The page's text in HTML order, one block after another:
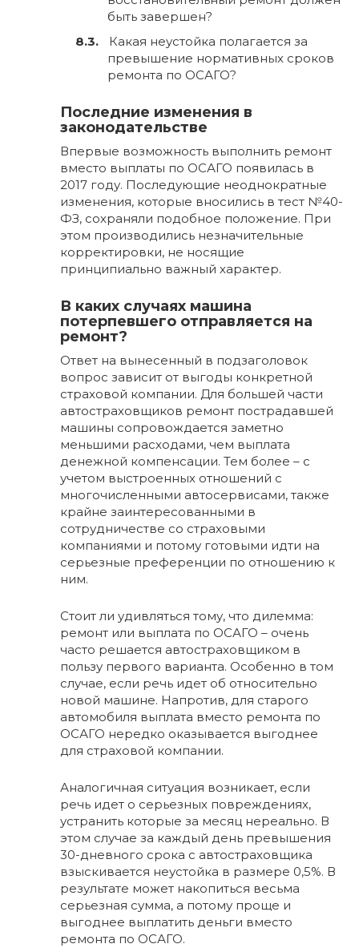
быть завершен?
Какая неустойка полагается за
превышение нормативных сроков
ремонта по ОСАГО?
Последние изменения в
законодательстве
Впервые возможность выполнить ремонт
вместо выплаты по ОСАГО появилась в
2017 году. Последующие неоднократные
изменения, которые вносились в тест №40-
ФЗ, сохраняли подобное положение. При
этом производились незначительные
корректировки, не носящие
принципиально важный характер.
В каких случаях машина
потерпевшего отправляется на
ремонт?
Ответ на вынесенный в подзаголовок
вопрос зависит от выгоды конкретной
страховой компании. Для большей части
автостраховщиков ремонт пострадавшей
машины сопровождается заметно
меньшими расходами, чем выплата
денежной компенсации. Тем более – с
учетом выстроенных отношений с
многочисленными автосервисами, также
крайне заинтересованными в
сотрудничестве со страховыми
компаниями и потому готовыми идти на
серьезные преференции по отношению к
ним.
Стоит ли удивляться тому, что дилемма:
ремонт или выплата по ОСАГО – очень
часто решается автостраховщиком в
пользу первого варианта. Особенно в том
случае, если речь идет об относительно
новой машине. Напротив, для старого
автомобиля выплата вместо ремонта по
ОСАГО нередко оказывается выгоднее
для страховой компании.
Аналогичная ситуация возникает, если
речь идет о серьезных повреждениях,
устранить которые за месяц нереально. В
этом случае за каждый день превышения
30-дневного срока с автостраховщика
взыскивается неустойка в размере 0,5%. В
результате может накопиться весьма
серьезная сумма, а потому проще и
выгоднее выплатить деньги вместо
ремонта по ОСАГО.